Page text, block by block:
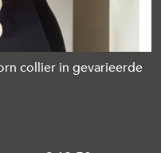
collier in gevarieerde